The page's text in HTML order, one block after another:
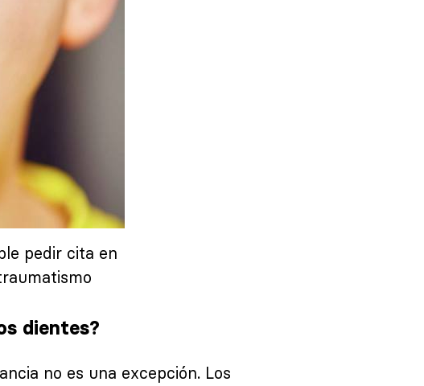
pedir cita en
dientes?
no es una excepción. Los